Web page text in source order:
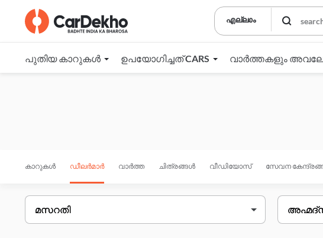
എല്ലാം
പുതിയ കാറുകൾ ഉപയോഗിച്ചത് CARS വാർത്തകളും
കാറുകൾ ഡീലർമാർ വാർത്ത ചിത്രങ്ങൾ വീഡിയോസ് സേവന